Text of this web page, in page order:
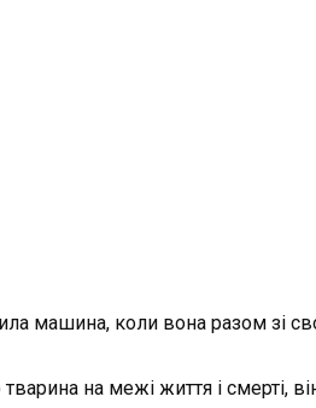
машина, коли вона разом зі
на межі життя і смерті,